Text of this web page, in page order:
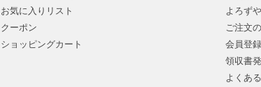
お気に入りリスト
クーポン
ショッピングカート
よろず
ご注文
会員登
領収書
よくあ